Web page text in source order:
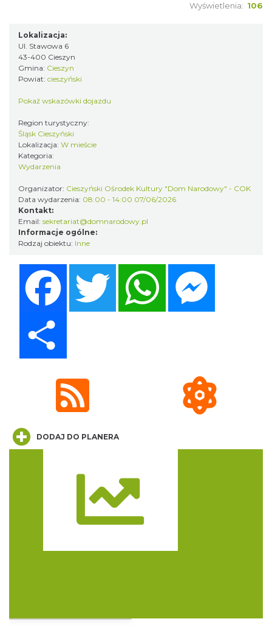
Cieszyn
Cieszyn
0.62 km
Cieszyn
2026-08-30
0.62 km
Wyświetlenia: 106
Lokalizacja:
Ul. Stawowa 6
43-400 Cieszyn
Gmina: Cieszyn
Powiat: cieszyński
Pokaż wskazówki dojazdu
Region turystyczny:
Śląsk Cieszyński
Lokalizacja: W mieście
Kategoria:
Wydarzenia
Organizator: Cieszyński Ośrodek Kultury "Dom Narodowy" - COK
Data wydarzenia: 08:00 - 14:00 07/06/2026
Kontakt:
Email: sekretariat@domnarodowy.pl
Informacje ogólne:
Rodzaj obiektu: Inne
Twitter WhatsApp
DODAJ DO PLANERA